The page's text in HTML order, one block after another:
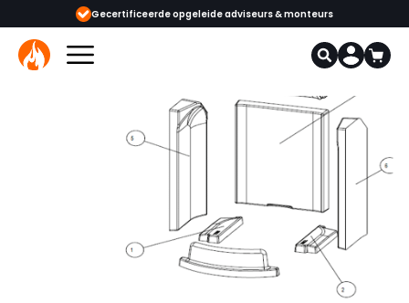
Gecertificeerde opgeleide adviseurs & monteurs 1000+ kachels en